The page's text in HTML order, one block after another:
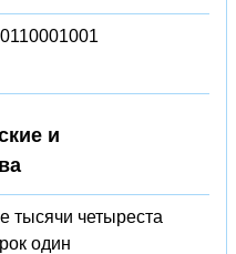
и
тысячи четыреста
один